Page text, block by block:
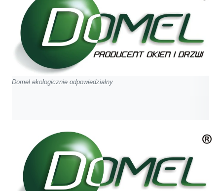
Domel ekologicznie odpowiedzialny